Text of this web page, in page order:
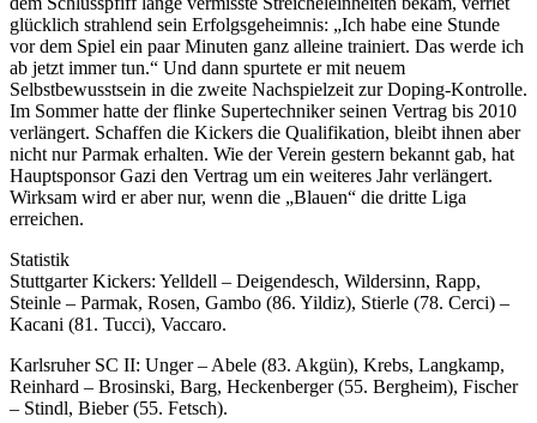
glücklich strahlend sein Erfolgsgeheimnis: „Ich habe eine Stunde
vor dem Spiel ein paar Minuten ganz alleine trainiert. Das werde ich
ab jetzt immer tun.“ Und dann spurtete er mit neuem
Selbstbewusstsein in die zweite Nachspielzeit zur Doping-Kontrolle.
Im Sommer hatte der flinke Supertechniker seinen Vertrag bis 2010
verlängert. Schaffen die Kickers die Qualifikation, bleibt ihnen aber
nicht nur Parmak erhalten. Wie der Verein gestern bekannt gab, hat
Hauptsponsor Gazi den Vertrag um ein weiteres Jahr verlängert.
Wirksam wird er aber nur, wenn die „Blauen“ die dritte Liga
erreichen.
Statistik
Stuttgarter Kickers: Yelldell – Deigendesch, Wildersinn, Rapp,
Steinle – Parmak, Rosen, Gambo (86. Yildiz), Stierle (78. Cerci) –
Kacani (81. Tucci), Vaccaro.
Karlsruher SC II: Unger – Abele (83. Akgün), Krebs, Langkamp,
Reinhard – Brosinski, Barg, Heckenberger (55. Bergheim), Fischer
– Stindl, Bieber (55. Fetsch).